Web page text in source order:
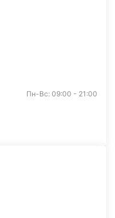
Пн-Вс: 09:00 - 21:00